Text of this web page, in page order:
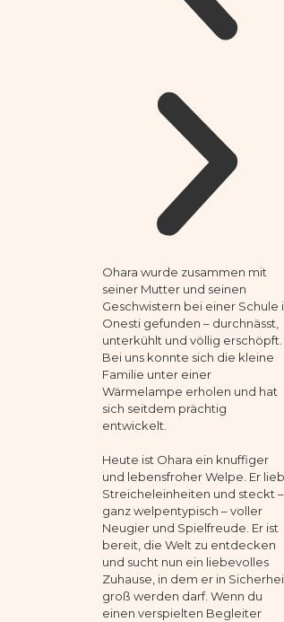
Ohara wurde zusammen mit
seiner Mutter und seinen
Geschwistern bei einer Schule
Onesti gefunden – durchnässt,
unterkühlt und völlig erschöpft.
Bei uns konnte sich die kleine
Familie unter einer
Wärmelampe erholen und hat
sich seitdem prächtig
entwickelt.
Heute ist Ohara ein knuffiger
und lebensfroher Welpe. Er
Streicheleinheiten und steckt –
ganz welpentypisch – voller
Neugier und Spielfreude. Er ist
bereit, die Welt zu entdecken
und sucht nun ein liebevolles
Zuhause, in dem er in
groß werden darf. Wenn du
einen verspielten Begleiter